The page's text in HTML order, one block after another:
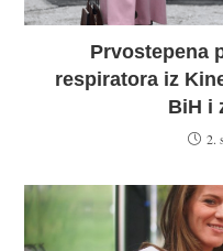
Prvostepena
respiratora iz
BiH i
2.